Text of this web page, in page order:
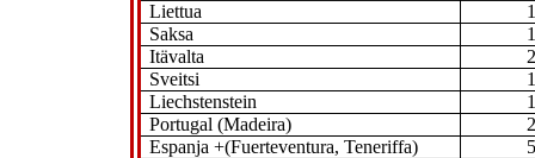
Liettua
1
Saksa
1
Itävalta
2
Sveitsi
1
Liechstenstein
1
Portugal (Madeira)
2
Espanja +(Fuerteventura, Teneriffa)
5